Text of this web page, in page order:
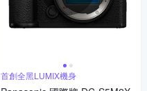
首創全黑LUMIX機身